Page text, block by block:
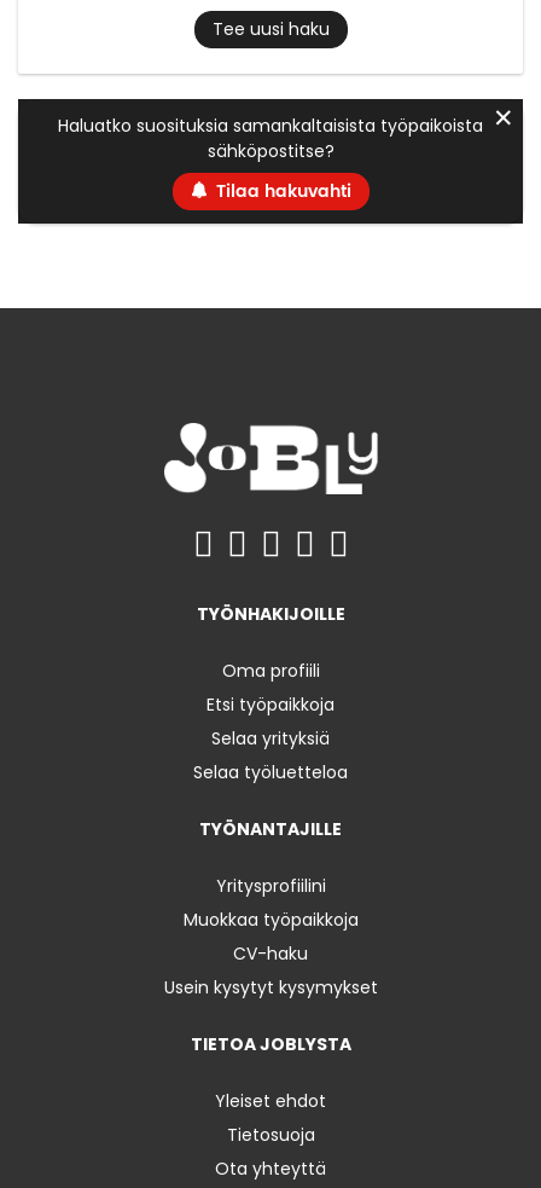
Tee uusi haku
Haluatko suosituksia samankaltaisista työpaikoista
sähköpostitse?
Tilaa hakuvahti
✕
TYÖNHAKIJOILLE
Oma profiili
Etsi työpaikkoja
Selaa yrityksiä
Selaa työluetteloa
TYÖNANTAJILLE
Yritysprofiilini
Muokkaa työpaikkoja
CV-haku
Usein kysytyt kysymykset
TIETOA JOBLYSTA
Yleiset ehdot
Tietosuoja
Ota yhteyttä